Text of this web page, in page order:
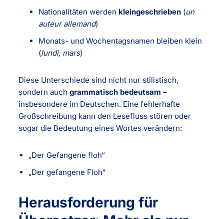
Nationalitäten werden kleingeschrieben (un
auteur allemand)
Monats- und Wochentagsnamen bleiben klein
(lundi, mars)
Diese Unterschiede sind nicht nur stilistisch,
sondern auchgrammatisch bedeutsam –
insbesondere im Deutschen. Eine fehlerhafte
Großschreibung kann den Lesefluss stören oder
sogar die Bedeutung eines Wortes verändern:
„Der Gefangene floh“
„Der gefangene Floh“
Herausforderung für